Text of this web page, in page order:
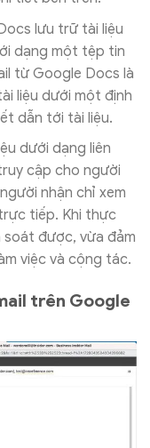
lưu trữ tài liệu
dạng một tệp tin
từ Google Docs là
liệu dưới một định
dẫn tới tài liệu.
dưới dạng liên
cập cho người
nhận chỉ xem
tiếp. Khi thực
soát được, vừa đảm
việc và cộng tác.
trên Google